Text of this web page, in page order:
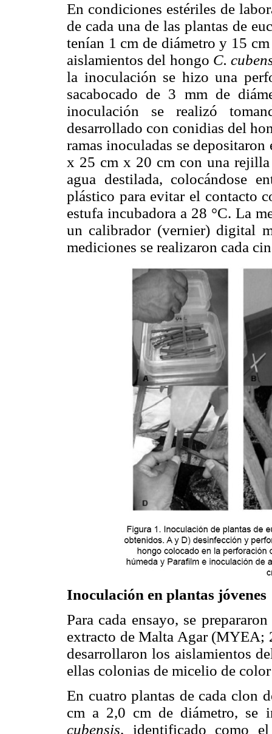
En condiciones estériles de
de cada una de las plantas de
tenían 1 cm de diámetro y 15
aislamientos del hongo C.
la inoculación se hizo una
sacabocado de 3 mm de
inoculación se realizó
desarrollado con conidias del
ramas inoculadas se
x 25 cm x 20 cm con una rejilla
agua destilada, colocándose
plástico para evitar el contacto
estufa incubadora a 28 °C. La
un calibrador (vernier) digital
mediciones se realizaron cada
Inoculación en plantas jóvenes
Para cada ensayo, se
extracto de Malta Agar (MYEA;
desarrollaron los aislamientos
ellas colonias de micelio de
En cuatro plantas de cada clon
cm a 2,0 cm de diámetro, se
cubensis, identificado como